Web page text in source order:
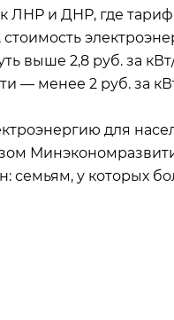
ЛНР и ДНР, где
выше 2,8 руб. за
— менее 2 руб. за
для
у которых